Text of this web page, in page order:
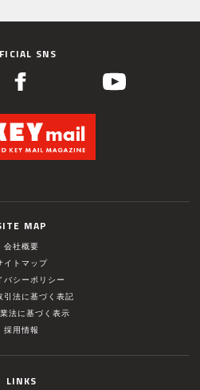
SNS
MAP
会社概要
イトマップ
バシーポリシー
引法に基づく表記
法に基づく表示
採用情報
LINKS